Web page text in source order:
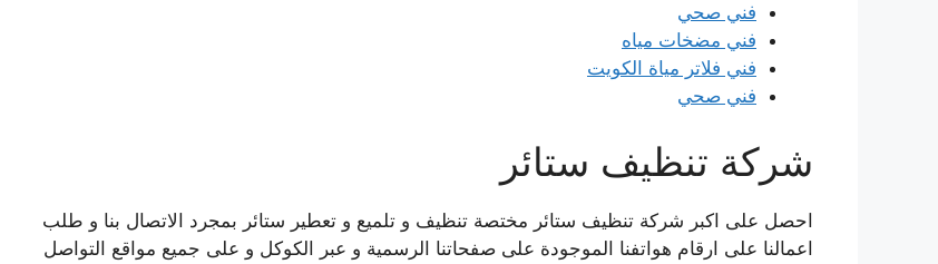
فني صحي
فني مضخات مياه
فني فلاتر مياة الكويت
فني صحي
شركة تنظيف ستائر
احصل على اكبر شركة تنظيف ستائر مختصة تنظيف و تلميع و تعطير ستائر بمجرد الاتصال بنا و طلب
اعمالنا على ارقام هواتفنا الموجودة على صفحاتنا الرسمية و عبر الكوكل و على جميع مواقع التواصل